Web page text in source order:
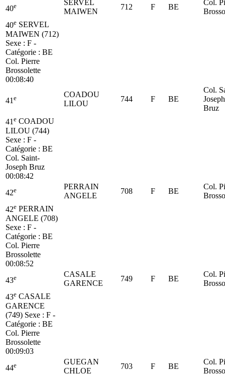
40e
SERVEL
MAIWEN
712 F BE
Col.
40e SERVEL
MAIWEN (712)
Sexe : F -
Catégorie : BE
Col. Pierre
Brossolette
00:08:40
41 e
COADOU
LILOU
744 F BE
Col.
Joseph
Bruz
41 e COADOU
LILOU (744)
Sexe : F -
Catégorie : BE
Col. Saint-
Joseph Bruz
00:08:42
42e
PERRAIN
ANGELE
708 F BE
Col.
42e PERRAIN
ANGELE (708)
Sexe : F -
Catégorie : BE
Col. Pierre
Brossolette
00:08:52
43e
CASALE
GARENCE
749 F BE
Col.
43e CASALE
GARENCE
(749) Sexe : F -
Catégorie : BE
Col. Pierre
Brossolette
00:09:03
44e
GUEGAN
CHLOE
703 F BE
Col.